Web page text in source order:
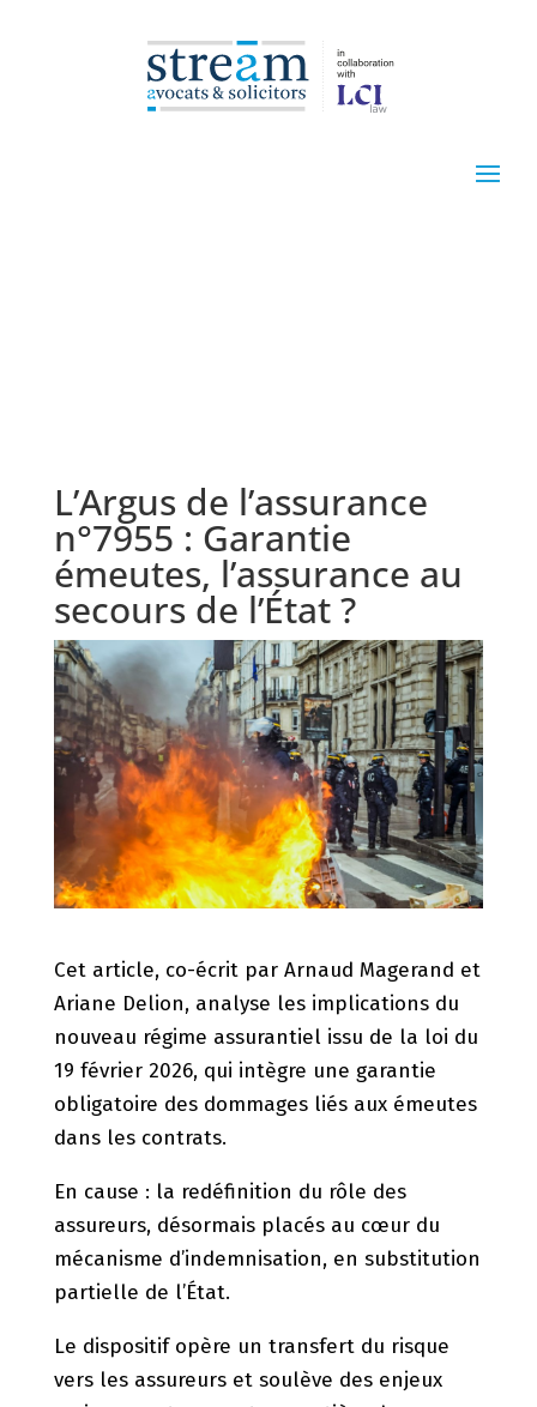
L’Argus de l’assurance
n°7955 : Garantie
émeutes, l’assurance au
secours de l’État ?
Cet article, co-écrit par Arnaud Magerand et
Ariane Delion, analyse les implications du
nouveau régime assurantiel issu de la loi du
19 février 2026, qui intègre une garantie
obligatoire des dommages liés aux émeutes
dans les contrats.
En cause​ : la redéfinition du rôle des
assureurs, désormais placés au cœur du
mécanisme d’indemnisation, en substitution
partielle de l’État.
Le dispositif opère un transfert du risque
vers les assureurs et soulève des enjeux